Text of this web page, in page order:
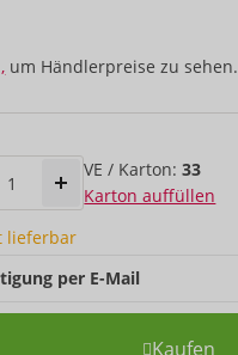
um Händlerpreise zu sehen.
VE / Karton:33
Karton auffüllen
lieferbar
per E-Mail
Kaufen